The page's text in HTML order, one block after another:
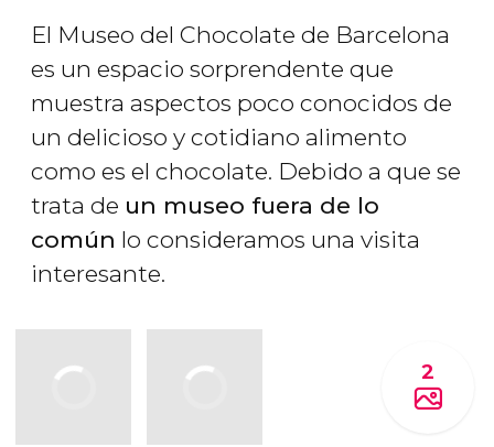
El Museo del Chocolate de Barcelona
es un espacio sorprendente que
muestra aspectos poco conocidos de
un delicioso y cotidiano alimento
como es el chocolate. Debido a que se
trata de un museo fuera de lo
común lo consideramos una visita
interesante.
2